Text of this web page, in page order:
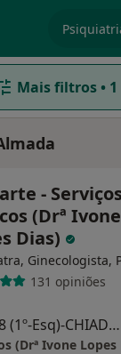
Mais filtros • 1
- Serviços
(Drª Ivone
Dias)
Ginecologista,
131 opiniões
R Nova do Almada nº 18 (1º-Esq)-CHIADO, Lisboa
(Drª Ivone Lopes